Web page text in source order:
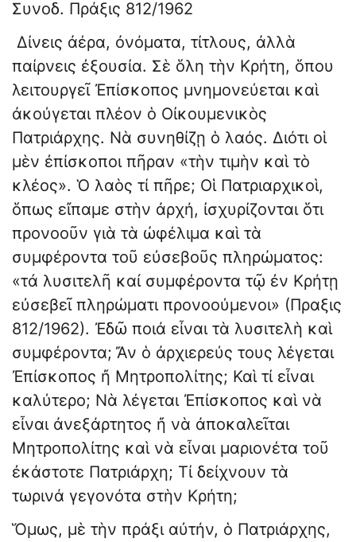
Συνοδ. Πράξις 812/1962
Δίνεις ἀέρα, ὀνόματα, τίτλους, ἀλλὰ
παίρνεις ἐξουσία. Σὲ ὅλη τὴν Κρήτη, ὅπου
λειτουργεῖ Ἐπίσκοπος μνημονεύεται καὶ
ἀκούγεται πλέον ὁ Οἰκουμενικὸς
Πατριάρχης. Νὰ συνηθίζῃ ὁ λαός. Διότι οἱ
μὲν ἐπίσκοποι πῆραν «τὴν τιμὴν καὶ τὸ
κλέος». Ὁ λαὸς τί πῆρε; Οἱ Πατριαρχικοὶ,
ὅπως εἴπαμε στὴν ἀρχή, ἰσχυρίζονται ὅτι
προνοοῦν γιὰ τὰ ὠφέλιμα καὶ τὰ
συμφέροντα τοῦ εὐσεβοῦς πληρώματος:
«τά λυσιτελῆ καί συμφέροντα τῷ ἐν Κρήτῃ
εὐσεβεῖ πληρώματι προνοούμενοι» (Πραξις
812/1962). Ἐδῶ ποιά εἶναι τὰ λυσιτελὴ καὶ
συμφέροντα; Ἄν ὁ ἀρχιερεύς τους λέγεται
Ἐπίσκοπος ἤ Μητροπολίτης; Καὶ τί εἶναι
καλύτερο; Νὰ λέγεται Ἐπίσκοπος καὶ νὰ
εἶναι ἀνεξάρτητος ἤ νὰ ἀποκαλεῖται
Μητροπολίτης καὶ νὰ εἶναι μαριονέτα τοῦ
ἐκάστοτε Πατριάρχη; Τί δείχνουν τὰ
τωρινά γεγονότα στὴν Κρήτη;
Ὅμως, μὲ τὴν πράξι αὐτήν, ὁ Πατριάρχης,